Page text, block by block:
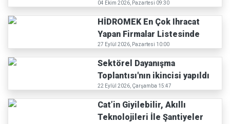
04 Ekim 2026, Pazartesi 09:30
HİDROMEK En Çok Ihracat
Yapan Firmalar Listesinde
27 Eylül 2026, Pazartesi 10:00
Sektörel Dayanışma
Toplantısı'nın ikincisi yapıldı
22 Eylül 2026, Çarşamba 15:47
Cat’in Giyilebilir, Akıllı
Teknolojileri İle Şantiyeler